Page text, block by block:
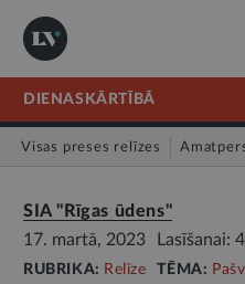
DIENASKĀRTĪBĀ
Visas preses relīzes
SIA "Rīgas ūdens"
17. martā, 2023
Lasīšanai:
RUBRIKA: Relīze TĒMA: